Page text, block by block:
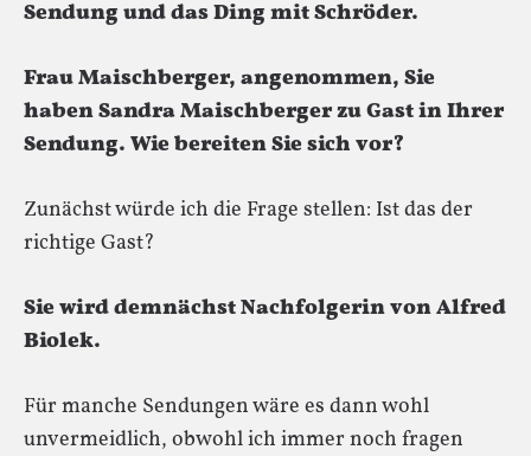
Sendung und das Ding mit Schröder.
Frau Maischberger, angenommen, Sie
haben Sandra Maischberger zu Gast in Ihrer
Sendung. Wie bereiten Sie sich vor?
Zunächst würde ich die Frage stellen: Ist das der
richtige Gast?
Sie wird demnächst Nachfolgerin von Alfred
Biolek.
Für manche Sendungen wäre es dann wohl
unvermeidlich, obwohl ich immer noch fragen